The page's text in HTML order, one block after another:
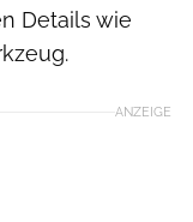
Details wie
ANZEIGE